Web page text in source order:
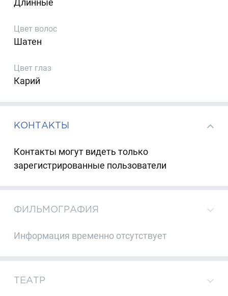
Длинные
Цвет волос
Шатен
Цвет глаз
Карий
КОНТАКТЫ
Контакты могут видеть только
зарегистрированные пользователи
ФИЛЬМОГРАФИЯ
Информация временно отсутствует
ТЕАТР